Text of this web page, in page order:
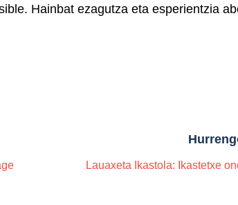
Hainbat ezagutza eta esperientzia
Lauaxeta Ikastola: Ikastetxe